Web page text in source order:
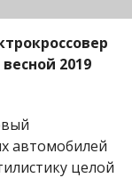
2019
автомобилей
целой